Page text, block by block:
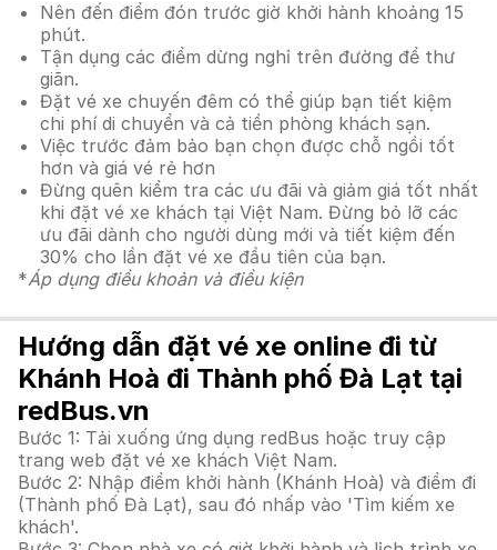
Nên đến điểm đón trước giờ khởi hành khoảng 15
phút.
Tận dụng các điểm dừng nghỉ trên đường để thư
giãn.
Đặt vé xe chuyến đêm có thể giúp bạn tiết kiệm
chi phí di chuyển và cả tiền phòng khách sạn.
Việc trước đảm bảo bạn chọn được chỗ ngồi tốt
hơn và giá vé rẻ hơn
Đừng quên kiểm tra các ưu đãi và giảm giá tốt nhất
khi đặt vé xe khách tại Việt Nam. Đừng bỏ lỡ các
ưu đãi dành cho người dùng mới và tiết kiệm đến
30% cho lần đặt vé xe đầu tiên của bạn.
*Áp dụng điều khoản và điều kiện
Hướng dẫn đặt vé xe online đi từ
Khánh Hoà đi Thành phố Đà Lạt tại
redBus.vn
Bước 1: Tải xuống ứng dụng redBus hoặc truy cập
trang web đặt vé xe khách Việt Nam.
Bước 2: Nhập điểm khởi hành (Khánh Hoà) và điểm đi
(Thành phố Đà Lạt), sau đó nhấp vào 'Tìm kiếm xe
khách'.